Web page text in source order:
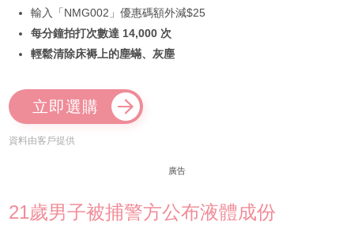
輸入「NMG002」優惠碼額外減$25
每分鐘拍打次數達 14,000 次
輕鬆清除床褥上的塵蟎、灰塵
立即選購
資料由客戶提供
廣告
21歲男子被捕警方公布液體成份